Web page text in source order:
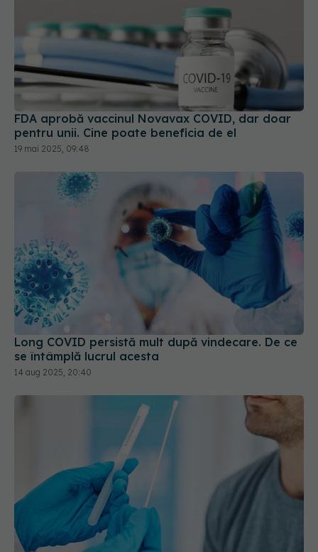
FDA aprobă vaccinul Novavax COVID, dar doar
pentru unii. Cine poate beneficia de el
19 mai 2025, 09:48
Long COVID persistă mult după vindecare. De ce
se întâmplă lucrul acesta
14 aug 2025, 20:40